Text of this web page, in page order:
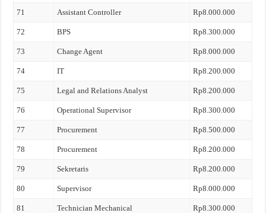
71 Assistant Controller Rp8.000.000
72 BPS Rp8.300.000
73 Change Agent Rp8.000.000
74 IT Rp8.200.000
75 Legal and Relations Analyst Rp8.200.000
76 Operational Supervisor Rp8.300.000
77 Procurement Rp8.500.000
78 Procurement Rp8.200.000
79 Sekretaris Rp8.200.000
80 Supervisor Rp8.000.000
81 Technician Mechanical Rp8.300.000